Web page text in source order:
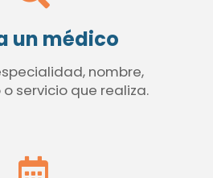
un médico
nombre,
servicio que realiza.